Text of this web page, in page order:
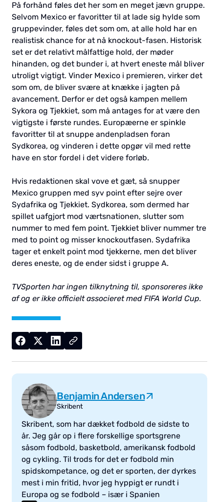
På forhånd føles det her som en meget jævn gruppe.
Selvom Mexico er favoritter til at lade sig hylde som
gruppevinder, føles det som om, at alle hold har en
realistisk chance for at nå knockout-fasen. Historisk
set er det relativt målfattige hold, der møder
hinanden, og det bunder i, at hvert eneste mål bliver
utroligt vigtigt. Vinder Mexico i premieren, virker det
som om, de bliver svære at knække i jagten på
avancement. Derfor er det også kampen mellem
Sykora og Tjekkiet, som må antages for at være den
vigtigste i første rundes. Europæerne er spinkle
favoritter til at snuppe andenpladsen foran
Sydkorea, og vinderen i dette opgør vil med rette
have en stor fordel i det videre forløb.
Hvis redaktionen skal vove et gæt, så snupper
Mexico gruppen med syv point efter sejre over
Sydafrika og Tjekkiet. Sydkorea, som dermed har
spillet uafgjort mod værtsnationen, slutter som
nummer to med fem point. Tjekkiet bliver nummer tre
med to point og misser knockoutfasen. Sydafrika
tager et enkelt point mod tjekkerne, men det bliver
deres eneste, og de ender sidst i gruppe A.
TVSporten har ingen tilknytning til, sponsoreres ikke
af og er ikke officielt associeret med FIFA World Cup.
Benjamin Andersen
Skribent
Skribent, som har dækket fodbold de sidste to
år. Jeg går op i flere forskellige sportsgrene
såsom fodbold, basketbold, amerikansk fodbold
og cykling. Til trods for det er fodbold min
spidskompetance, og det er sporten, der dyrkes
mest i min fritid, hvor jeg hyppigt er rundt i
Europa og se fodbold – især i Spanien